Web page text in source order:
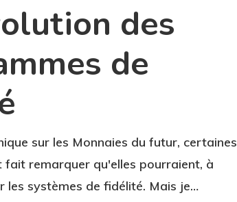
des
de
sur les Monnaies du futur, certaines
fait remarquer qu'elles pourraient, à
les systèmes de fidélité. Mais je…